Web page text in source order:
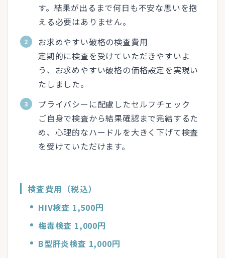
す。結果が出るまで何日も不安な思いを抱
える必要はありません。
お求めやすい破格の検査費用
定期的に検査を受けていただきやすいよ
う、お求めやすい破格の価格設定を実現い
たしました。
プライバシーに配慮したセルフチェック
ご自身で検査から結果確認まで完結するた
め、心理的なハードルを大きく下げて検査
を受けていただけます。
検査費用（税込）
HIV検査 1,500円
梅毒検査 1,000円
B型肝炎検査 1,000円